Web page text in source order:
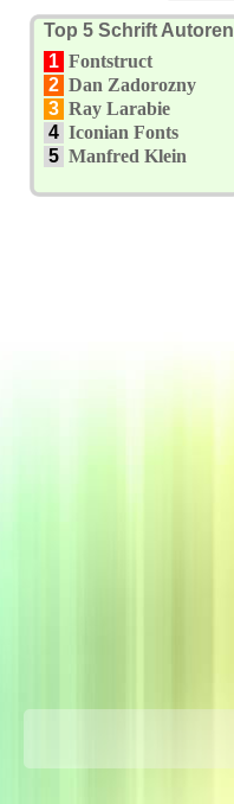
Top 5 Schrift Autoren
1 Fontstruct
2 Dan Zadorozny
3 Ray Larabie
4 Iconian Fonts
5 Manfred Klein